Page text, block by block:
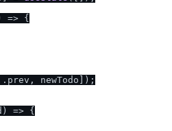
=> {
newTodo]);
) => {